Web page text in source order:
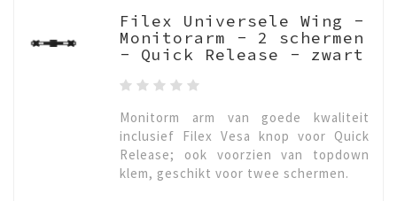
Filex Universele Wing -
Monitorarm - 2 schermen
- Quick Release - zwart
Monitorm arm van goede kwaliteit
inclusief Filex Vesa knop voor Quick
Release; ook voorzien van topdown
klem, geschikt voor twee schermen.